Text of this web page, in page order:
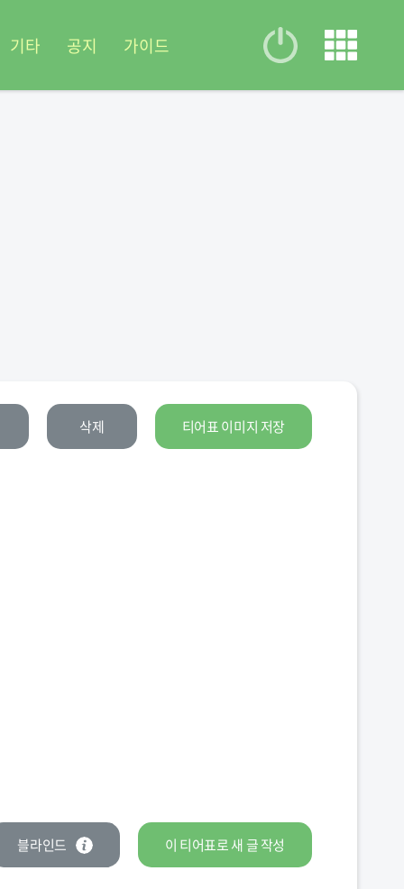
기타 공지 가이드
삭제 티어표 이미지 저장
블라인드 이 티어표로새 글작성